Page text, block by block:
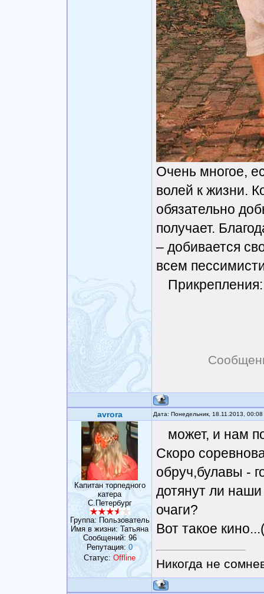
Очень многое,
волей к жизни.
обязательно
получает.
– добивается
всем
avrora Дата: Понедельник, 18.11.2013,
Капитан торпедного
катера
С.Петербург
Группа: Пользователь
Имя в жизни: Татьяна
Сообщений: 96
Репутация: 0
Статус: Offline
может, и нам
Скоро
обруч,булавы -
дотянут ли
очаги?
Вот такое
Никогда не